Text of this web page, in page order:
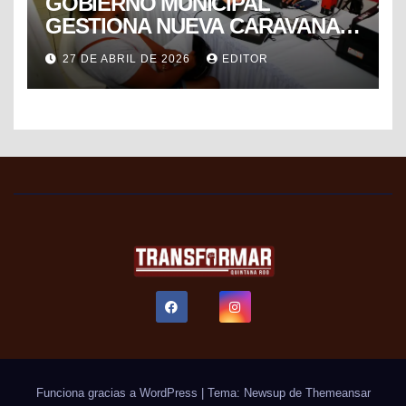
GESTIONA NUEVA CARAVANA
DE FORMALIZACIÓN Y
PROGRESO DEL SAT PARA
FACILITAR TRÁMITES FISCALES
27 DE ABRIL DE 2026 EDITOR
Funciona gracias a WordPress | Tema: Newsup de Themeansar